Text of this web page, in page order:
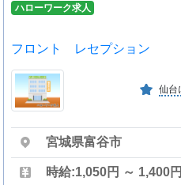
ハローワーク求人
フロント レセプション
宮城県富谷市
時給:1,050円 ～ 1,400円